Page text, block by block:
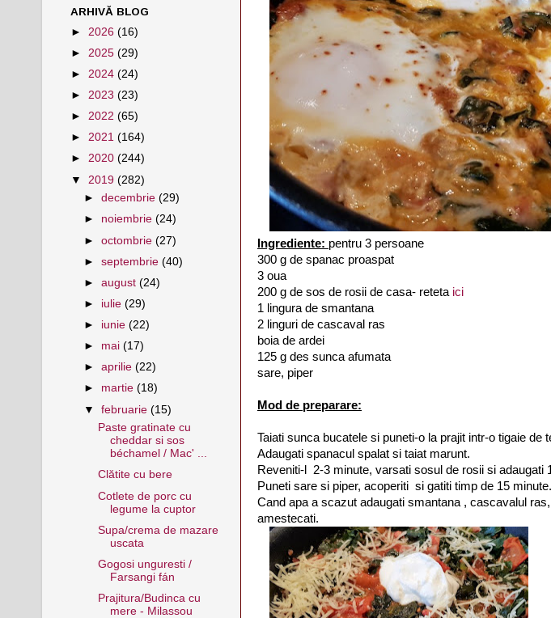
Ingrediente: pentru 3 persoane
300 g de spanac proaspat
3 oua
200 g de sos de rosii de casa- reteta ici
1 lingura de smantana
2 linguri de cascaval ras
boia de ardei
125 g des sunca afumata
sare, piper
Mod de preparare:
Taiati sunca bucatele si puneti-o la prajit intr-o tigaie de
Adaugati spanacul spalat si taiat marunt.
Reveniti-l 2-3 minute, varsati sosul de rosii si adaugati
Puneti sare si piper, acoperiti si gatiti timp de 15 minute.
Cand apa a scazut adaugati smantana , cascavalul
amestecati.
ARHIVĂ BLOG
► 2026 (16)
► 2025 (29)
► 2024 (24)
► 2023 (23)
► 2022 (65)
► 2021 (164)
► 2020 (244)
▼ 2019 (282)
►decembrie(29)
► noiembrie(24)
►octombrie(27)
►septembrie(40)
►august(24)
► iulie(29)
► iunie(22)
► mai(17)
►aprilie(22)
► martie(18)
▼februarie(15)
Paste gratinate cu
cheddar si sos
béchamel / Mac' ...
Clătite cu bere
Cotlete de porc cu
legume la cuptor
Supa/crema de mazare
uscata
Gogosi unguresti /
Farsangi fán
Prajitura/Budinca cu
mere - Milassou